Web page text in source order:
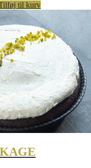
til kurv